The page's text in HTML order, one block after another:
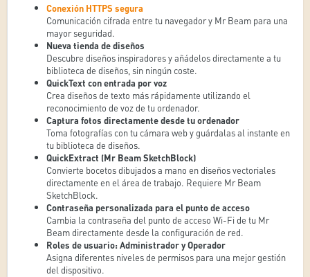
Conexión HTTPS segura
Comunicación cifrada entre tu navegador y Mr Beam para una
mayor seguridad.
Nueva tienda de diseños
Descubre diseños inspiradores y añádelos directamente a tu
biblioteca de diseños, sin ningún coste.
QuickText con entrada por voz
Crea diseños de texto más rápidamente utilizando el
reconocimiento de voz de tu ordenador.
Captura fotos directamente desde tu ordenador
Toma fotografías con tu cámara web y guárdalas al instante en
tu biblioteca de diseños.
QuickExtract (Mr Beam SketchBlock)
Convierte bocetos dibujados a mano en diseños vectoriales
directamente en el área de trabajo. Requiere Mr Beam
SketchBlock.
Contraseña personalizada para el punto de acceso
Cambia la contraseña del punto de acceso Wi-Fi de tu Mr
Beam directamente desde la configuración de red.
Roles de usuario: Administrador y Operador
Asigna diferentes niveles de permisos para una mejor gestión
del dispositivo.